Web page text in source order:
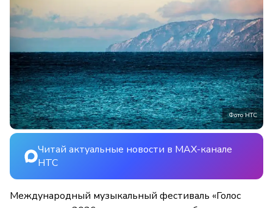
Фото НТС
Читай актуальные новости в MAX-канале
НТС
Международный музыкальный фестиваль «Голос